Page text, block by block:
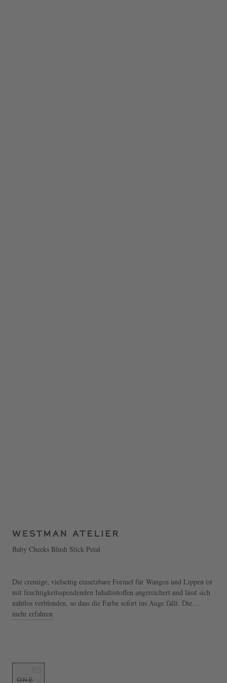
Baby Cheeks Blush Stick Petal
Die cremige, vielseitig einsetzbare Formel für Wangen und Lippen ist
mit feuchtigkeitsspendenden Inhaltsstoffen angereichert und lässt sich
nahtlos verblenden, so dass die Farbe sofort ins Auge fällt. Die
Biomimicry-Pigmenttechnologie erhöht die Pigmentausbeute und
1. Direkt auf die Wange oder mit den Fingern auf die Mitte des
mehr erfahren
ONE